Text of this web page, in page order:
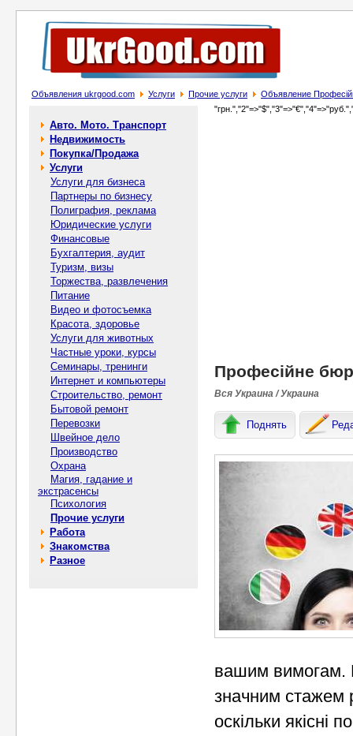
Объявления ukrgood.com Услуги Прочие услуги Объявление
Авто. Мото. Транспорт
Недвижимость
Покупка/Продажа
Услуги
Услуги для бизнеса
Партнеры по бизнесу
Полиграфия, реклама
Юридические услуги
Финансовые
Бухгалтерия, аудит
Туризм, визы
Торжества, развлечения
Питание
Видео и фотосъемка
Красота, здоровье
Услуги для животных
Частные уроки, курсы
Семинары, тренинги
Интернет и компьютеры
Строительство, ремонт
Бытовой ремонт
Перевозки
Швейное дело
Производство
Охрана
Магия, гадание и
экстрасенсы
Психология
Прочие услуги
Работа
Знакомства
Разное
Професійне
Вся Украина / Украина
Поднять
вашим вимогам.
значним стажем
оскільки якісні